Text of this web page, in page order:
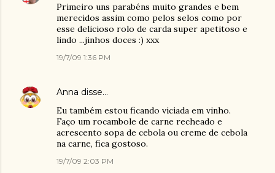
Primeiro uns parabéns muito grandes e bem
merecidos assim como pelos selos como por
esse delicioso rolo de carda super apetitoso e
lindo ...jinhos doces :) xxx
19/7/09 1:36 PM
Anna disse…
Eu também estou ficando viciada em vinho.
Faço um rocambole de carne recheado e
acrescento sopa de cebola ou creme de cebola
na carne, fica gostoso.
19/7/09 2:03 PM